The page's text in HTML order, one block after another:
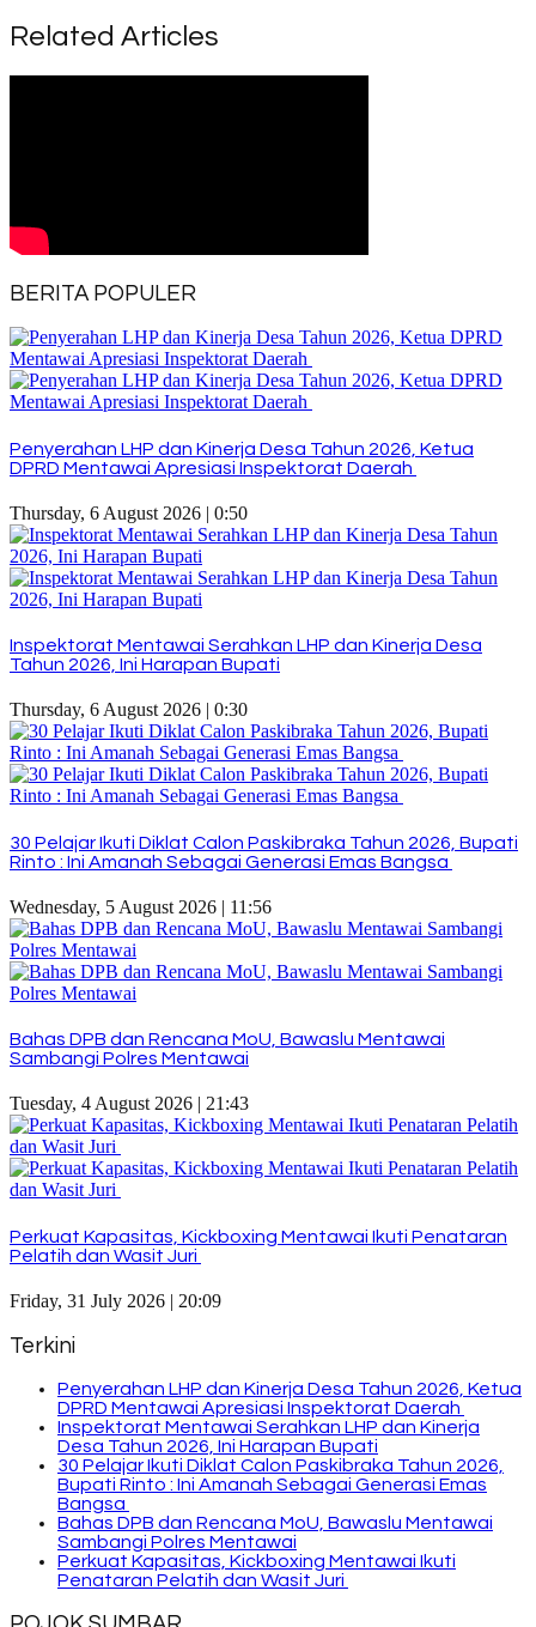
Related Articles
BERITA POPULER
Penyerahan LHP dan Kinerja Desa Tahun 2026, Ketua
DPRD Mentawai Apresiasi Inspektorat Daerah
Thursday, 6 August 2026 | 0:50
Inspektorat Mentawai Serahkan LHP dan Kinerja Desa
Tahun 2026, Ini Harapan Bupati
Thursday, 6 August 2026 | 0:30
30 Pelajar Ikuti Diklat Calon Paskibraka Tahun 2026, Bupati
Rinto : Ini Amanah Sebagai Generasi Emas Bangsa
Wednesday, 5 August 2026 | 11:56
Bahas DPB dan Rencana MoU, Bawaslu Mentawai
Sambangi Polres Mentawai
Tuesday, 4 August 2026 | 21:43
Perkuat Kapasitas, Kickboxing Mentawai Ikuti Penataran
Pelatih dan Wasit Juri
Friday, 31 July 2026 | 20:09
Terkini
Penyerahan LHP dan Kinerja Desa Tahun 2026, Ketua
DPRD Mentawai Apresiasi Inspektorat Daerah
Inspektorat Mentawai Serahkan LHP dan Kinerja
Desa Tahun 2026, Ini Harapan Bupati
30 Pelajar Ikuti Diklat Calon Paskibraka Tahun 2026,
Bupati Rinto : Ini Amanah Sebagai Generasi Emas
Bangsa
Bahas DPB dan Rencana MoU, Bawaslu Mentawai
Sambangi Polres Mentawai
Perkuat Kapasitas, Kickboxing Mentawai Ikuti
Penataran Pelatih dan Wasit Juri